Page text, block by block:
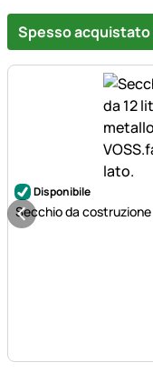
Spesso
Disponibile
Secchio da